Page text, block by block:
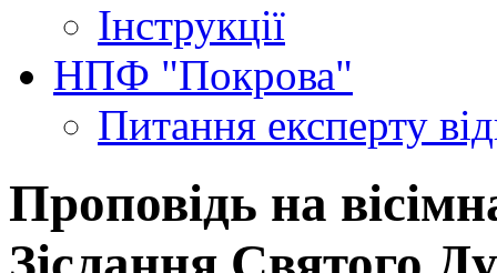
Інструкції
НПФ "Покрова"
Питання експерту
Проповідь на